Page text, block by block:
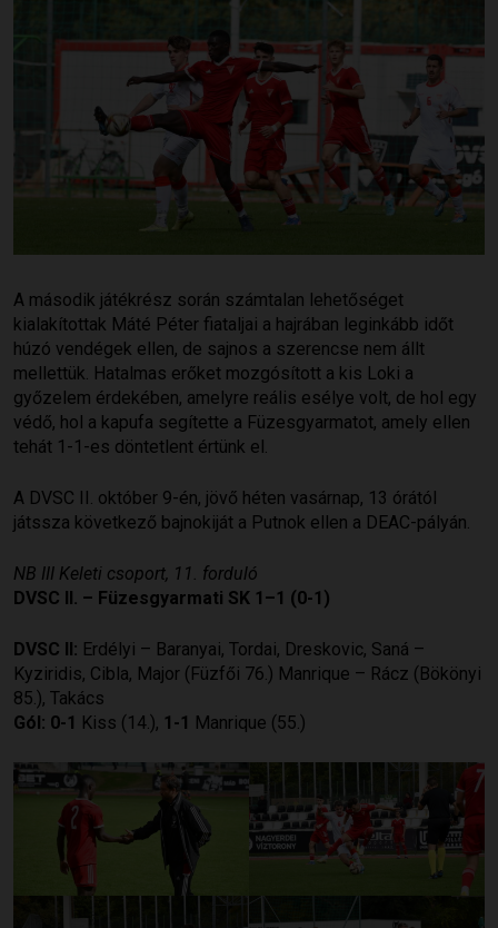
A második játékrész során számtalan lehetőséget
kialakítottak Máté Péter fiataljai a hajrában leginkább időt
húzó vendégek ellen, de sajnos a szerencse nem állt
mellettük. Hatalmas erőket mozgósított a kis Loki a
győzelem érdekében, amelyre reális esélye volt, de hol egy
védő, hol a kapufa segítette a Füzesgyarmatot, amely ellen
tehát 1-1-es döntetlent értünk el.
A DVSC II. október 9-én, jövő héten vasárnap, 13 órától
játssza következő bajnokiját a Putnok ellen a DEAC-pályán.
NB III Keleti csoport, 11. forduló
DVSC II. – Füzesgyarmati SK 1–1 (0-1)
DVSC II: Erdélyi – Baranyai, Tordai, Dreskovic, Saná –
Kyziridis, Cibla, Major (Füzfői 76.) Manrique – Rácz (Bökönyi
85.), Takács
Gól: 0-1
Kiss (14.), 1-1 Manrique (55.)